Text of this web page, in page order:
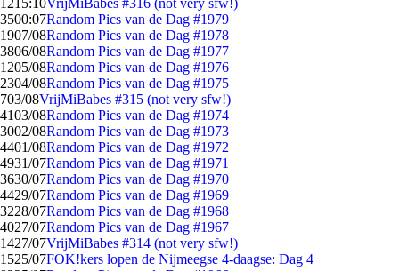
1215:10VrijMiBabes #316 (not very sfw!)
3500:07Random Pics van de Dag #1979
1907/08Random Pics van de Dag #1978
3806/08Random Pics van de Dag #1977
1205/08Random Pics van de Dag #1976
2304/08Random Pics van de Dag #1975
703/08VrijMiBabes #315 (not very sfw!)
4103/08Random Pics van de Dag #1974
3002/08Random Pics van de Dag #1973
4401/08Random Pics van de Dag #1972
4931/07Random Pics van de Dag #1971
3630/07Random Pics van de Dag #1970
4429/07Random Pics van de Dag #1969
3228/07Random Pics van de Dag #1968
4027/07Random Pics van de Dag #1967
1427/07VrijMiBabes #314 (not very sfw!)
1525/07FOK!kers lopen de Nijmeegse 4-daagse: Dag 4